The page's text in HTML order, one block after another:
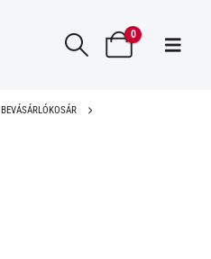
0
BEVÁSÁRLÓKOSÁR